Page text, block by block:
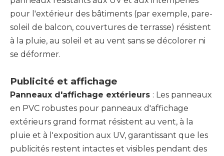
pour l'extérieur des bâtiments (par exemple, pare-
soleil de balcon, couvertures de terrasse) résistent
à la pluie, au soleil et au vent sans se décolorer ni
se déformer.
Publicité et affichage
Panneaux d'affichage extérieurs : Les panneaux
en PVC robustes pour panneaux d'affichage
extérieurs grand format résistent au vent, à la
pluie et à l'exposition aux UV, garantissant que les
publicités restent intactes et visibles pendant des